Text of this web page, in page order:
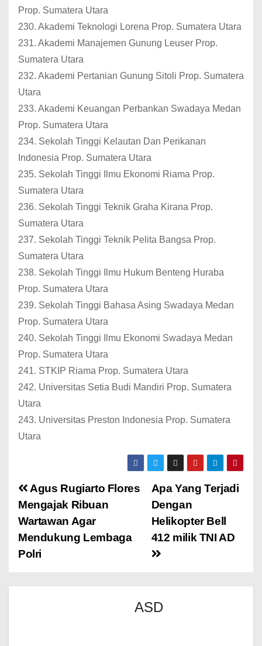
Prop. Sumatera Utara
230. Akademi Teknologi Lorena Prop. Sumatera Utara
231. Akademi Manajemen Gunung Leuser Prop.
Sumatera Utara
232. Akademi Pertanian Gunung Sitoli Prop. Sumatera
Utara
233. Akademi Keuangan Perbankan Swadaya Medan
Prop. Sumatera Utara
234. Sekolah Tinggi Kelautan Dan Perikanan
Indonesia Prop. Sumatera Utara
235. Sekolah Tinggi Ilmu Ekonomi Riama Prop.
Sumatera Utara
236. Sekolah Tinggi Teknik Graha Kirana Prop.
Sumatera Utara
237. Sekolah Tinggi Teknik Pelita Bangsa Prop.
Sumatera Utara
238. Sekolah Tinggi Ilmu Hukum Benteng Huraba
Prop. Sumatera Utara
239. Sekolah Tinggi Bahasa Asing Swadaya Medan
Prop. Sumatera Utara
240. Sekolah Tinggi Ilmu Ekonomi Swadaya Medan
Prop. Sumatera Utara
241. STKIP Riama Prop. Sumatera Utara
242. Universitas Setia Budi Mandiri Prop. Sumatera
Utara
243. Universitas Preston Indonesia Prop. Sumatera
Utara
Apa Yang Terjadi
Dengan
Helikopter Bell
412 milik TNI AD
Agus Rugiarto Flores
Mengajak Ribuan
Wartawan Agar
Mendukung Lembaga
Polri
ASD